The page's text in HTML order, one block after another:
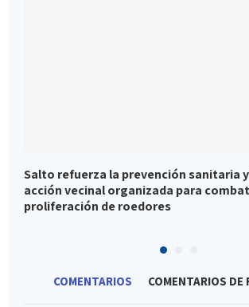
Salto refuerza la prevención sanitaria
acción vecinal organizada para
proliferación de roedores
COMENTARIOS COMENTARIOS DE